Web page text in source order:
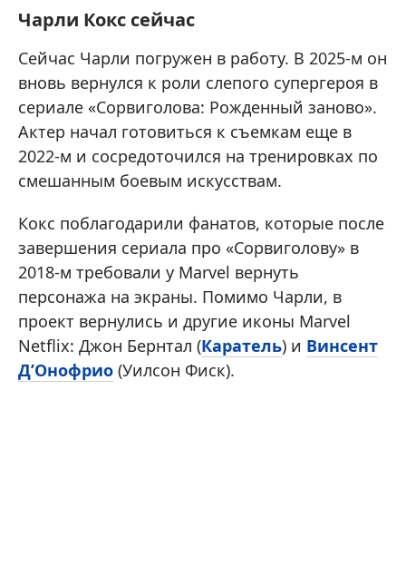
Чарли Кокс сейчас
Сейчас Чарли погружен в работу. В 2025-м он
вновь вернулся к роли слепого супергероя в
сериале «Сорвиголова: Рожденный заново».
Актер начал готовиться к съемкам еще в
2022-м и сосредоточился на тренировках по
смешанным боевым искусствам.
Кокс поблагодарили фанатов, которые после
завершения сериала про «Сорвиголову» в
2018-м требовали у Marvel вернуть
персонажа на экраны. Помимо Чарли, в
проект вернулись и другие иконы Marvel
Netflix: Джон Бернтал (Каратель) и Винсент
Д’Онофрио (Уилсон Фиск).